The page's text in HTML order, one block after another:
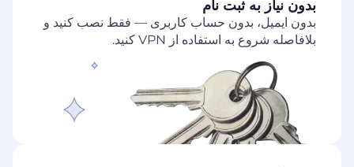
بدون نیاز به ثبت نام
بدون ایمیل، بدون حساب کاربری — فقط نصب کنید و
بلافاصله شروع به استفاده از VPN کنید.